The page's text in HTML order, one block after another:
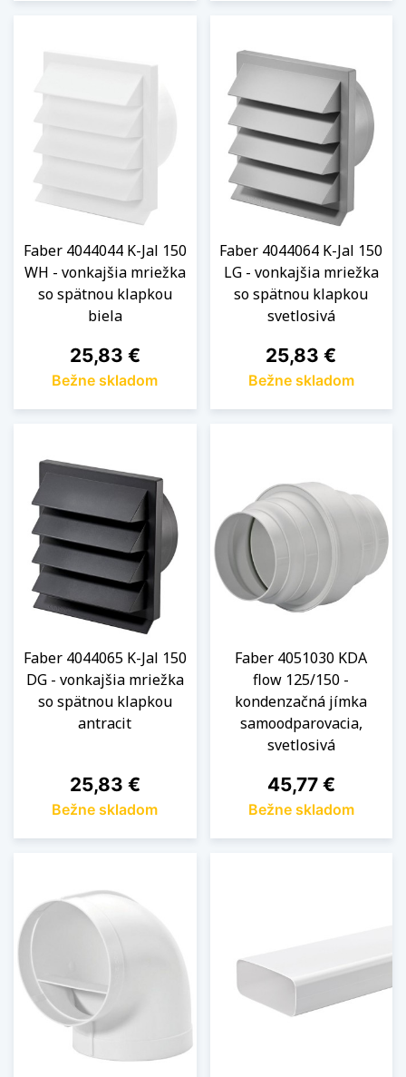
Faber 4044044 K-Jal 150
WH - vonkajšia mriežka
so spätnou klapkou
biela
Cena
25,83 €
Bežne skladom
Faber 4044064 K-Jal 150
LG - vonkajšia mriežka
so spätnou klapkou
svetlosivá
Cena
25,83 €
Bežne skladom
Faber 4044065 K-Jal 150
DG - vonkajšia mriežka
so spätnou klapkou
antracit
Cena
25,83 €
Bežne skladom
Faber 4051030 KDA
flow 125/150 -
kondenzačná jímka
samoodparovacia,
svetlosivá
Cena
45,77 €
Bežne skladom